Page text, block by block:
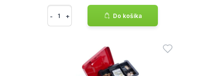
- + Do košíka